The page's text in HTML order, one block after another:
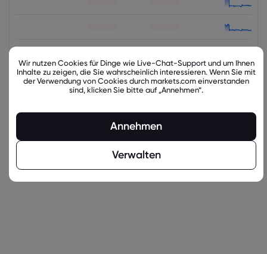
latest_education_articles
Wir nutzen Cookies für Dinge wie Live-Chat-Support und um Ihnen
Inhalte zu zeigen, die Sie wahrscheinlich interessieren. Wenn Sie mit
der Verwendung von Cookies durch markets.com einverstanden
sind, klicken Sie bitte auf „Annehmen“.
Annehmen
Verwalten